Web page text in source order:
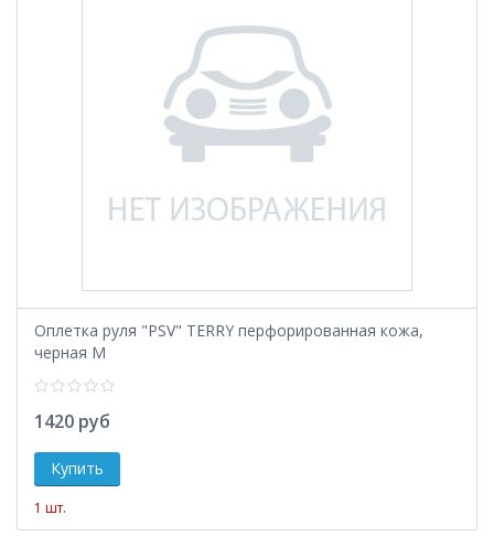
Оплетка руля "PSV" TERRY перфорированная кожа,
черная М
1420 руб
1 шт.